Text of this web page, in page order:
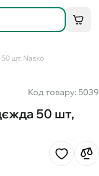
шт, Nasko
Код товару: 5039
50 шт,